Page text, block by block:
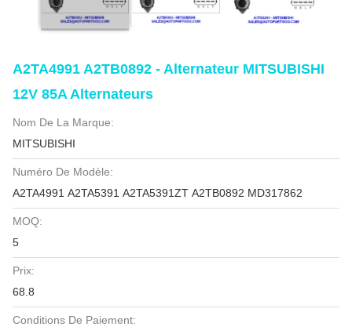
A2TA4991 A2TB0892 - Alternateur MITSUBISHI
12V 85A Alternateurs
Nom De La Marque:
MITSUBISHI
Numéro De Modèle:
A2TA4991 A2TA5391 A2TA5391ZT A2TB0892 MD317862
MOQ:
5
Prix:
68.8
Conditions De Paiement: